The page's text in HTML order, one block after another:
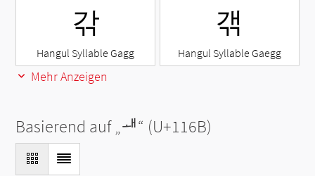
갂
Hangul Syllable Gagg
갞
Hangul Syllable Gaegg
Mehr Anzeigen
Basierend auf „ᅫ“ (U+116B)